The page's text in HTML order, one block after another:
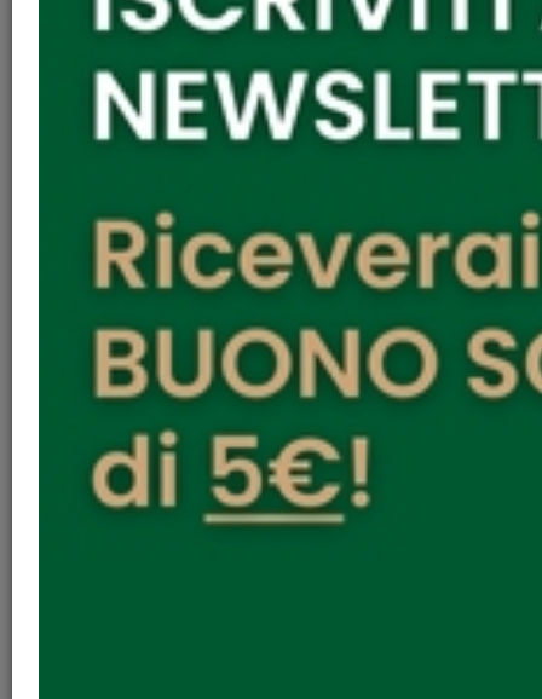
28-11-18 ore 17:30
Museo della terra pontina , piazza del quadrato 24 ,
Latina